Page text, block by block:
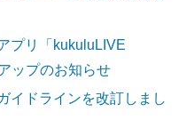
プリ「kukuluLIVE
ップのお知らせ
イドラインを改訂しまし